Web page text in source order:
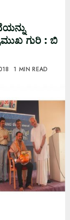
ಗುರಿ : ಬಿ
1 MIN READ